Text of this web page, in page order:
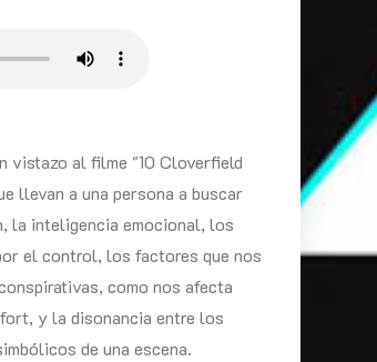
vistazo al filme "10 Cloverfield
llevan a una persona a buscar
la inteligencia emocional, los
el control, los factores que nos
como nos afecta
y la disonancia entre los
de una escena.